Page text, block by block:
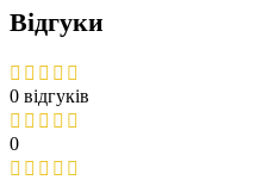
Відгуки
0 відгуків
0